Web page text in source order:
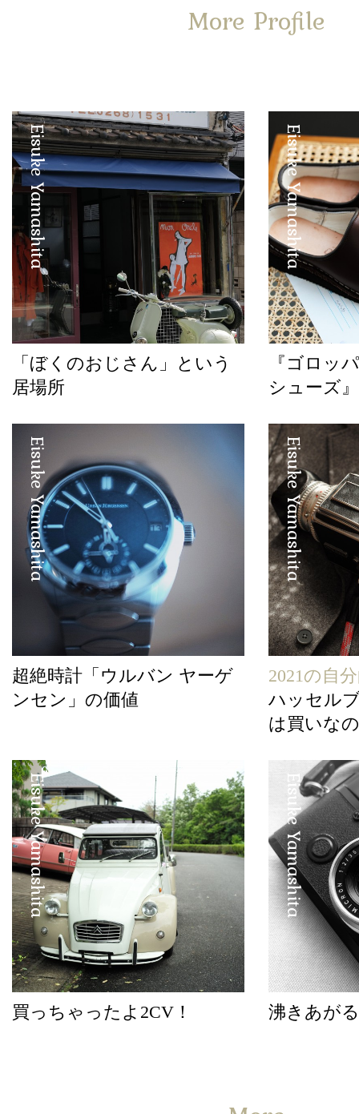
More Profile
Eisuke Yamashita
「ぼくのおじさん」という
居場所
Eisuke Yamashita
『ゴロッ
シューズ』
Eisuke Yamashita
超絶時計「ウルバン ヤーゲ
ンセン」の価値
Eisuke Yamashita
2021の自
ハッセル
は買いな
Eisuke Yamashita
買っちゃったよ2CV！
Eisuke Yamashita
沸きあが